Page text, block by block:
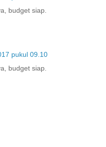
budget siap.
pukul 09.10
budget siap.